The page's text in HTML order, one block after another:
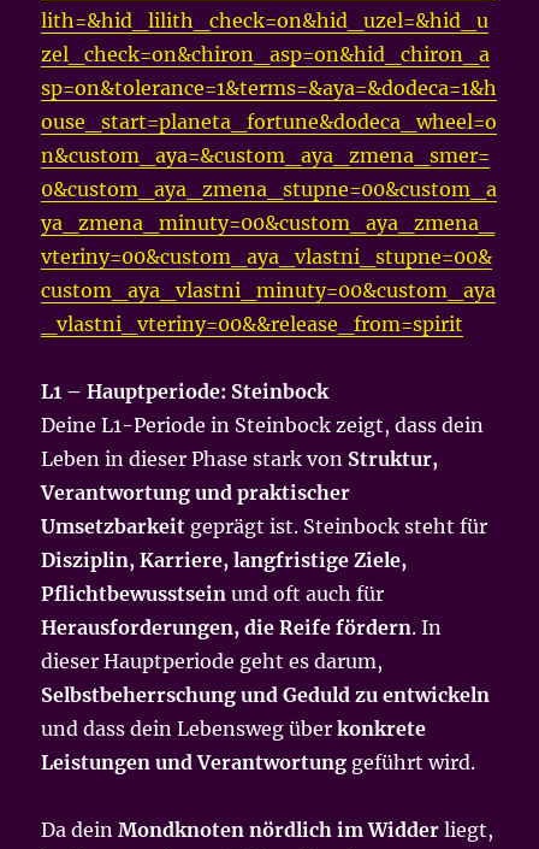
lith=&hid_lilith_check=on&hid_uzel=&hid_u
zel_check=on&chiron_asp=on&hid_chiron_a
sp=on&tolerance=1&terms=&aya=&dodeca=1&h
ouse_start=planeta_fortune&dodeca_wheel=o
n&custom_aya=&custom_aya_zmena_smer=
0&custom_aya_zmena_stupne=00&custom_a
ya_zmena_minuty=00&custom_aya_zmena_
vteriny=00&custom_aya_vlastni_stupne=00&
custom_aya_vlastni_minuty=00&custom_aya
_vlastni_vteriny=00&&release_from=spirit
L1 – Hauptperiode: Steinbock
Deine L1-Periode in Steinbock zeigt, dass dein
Leben in dieser Phase stark von Struktur,
Verantwortung und praktischer
Umsetzbarkeit geprägt ist. Steinbock steht für
Disziplin, Karriere, langfristige Ziele,
Pflichtbewusstsein und oft auch für
Herausforderungen, die Reife fördern. In
dieser Hauptperiode geht es darum,
Selbstbeherrschung und Geduld zu entwickeln
und dass dein Lebensweg überkonkrete
Leistungen und Verantwortung geführt wird.
Da deinMondknoten nördlich im Widder liegt,